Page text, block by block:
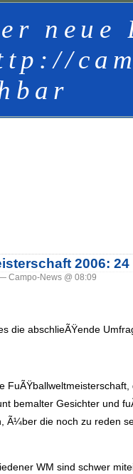
neue
2006:
Campo-News @ 08:09
die abschlieÃŸende
bemalter Gesichter und
Ã¼ber die noch zu reden
WM sind schwer